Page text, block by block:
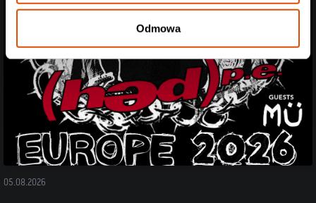
Odmowa
05.08.2026